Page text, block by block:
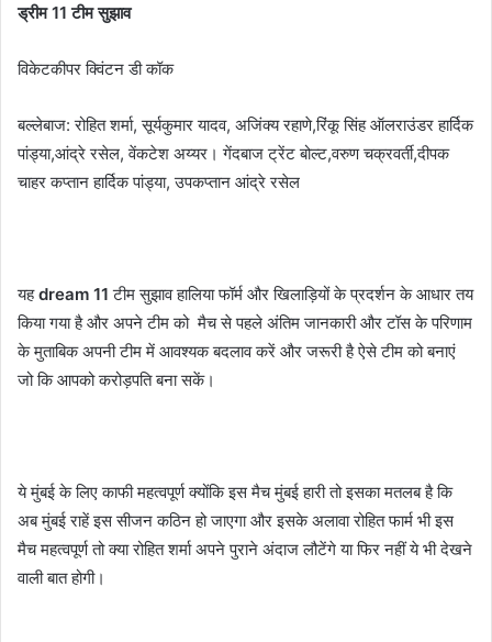
ड्रीम 11 टीम सुझाव
विकेटकीपर क्विंटन डी कॉक
बल्लेबाज: रोहित शर्मा, सूर्यकुमार यादव, अजिंक्य रहाणे,रिंकू सिंह ऑलराउंडर हार्दिक
पांड्या,आंद्रे रसेल, वेंकटेश अय्यर। गेंदबाज ट्रेंट बोल्ट,वरुण चक्रवर्ती,दीपक
चाहर कप्तान हार्दिक पांड्या, उपकप्तान आंद्रे रसेल
यहdream 11 टीम सुझाव हालिया फॉर्म और खिलाड़ियों के प्रदर्शन के आधार तय
किया गया है और अपने टीम को मैच से पहले अंतिम जानकारी और टॉस के परिणाम
के मुताबिक अपनी टीम में आवश्यक बदलाव करें और जरूरी है ऐसे टीम को बनाएं
जो कि आपको करोड़पति बना सकें।
ये मुंबई के लिए काफी महत्वपूर्ण क्योंकि इस मैच मुंबई हारी तो इसका मतलब है कि
अब मुंबई राहें इस सीजन कठिन हो जाएगा और इसके अलावा रोहित फार्म भी इस
मैच महत्वपूर्ण तो क्या रोहित शर्मा अपने पुराने अंदाज लौटेंगे या फिर नहीं ये भी देखने
वाली बात होगी।